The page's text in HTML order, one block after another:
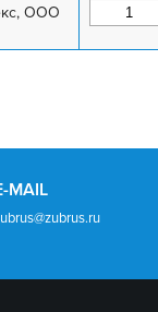
ООО
MAIL